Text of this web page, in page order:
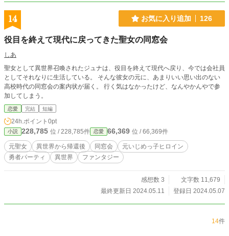
りです。 小説家になろう様にて最新話まで先行公開しています。 気になっ
たら覗いてみください。 【更新予定／13：00】
14 お気に入り追加 126
役目を終えて現代に戻ってきた聖女の同窓会
しあ
聖女として異世界召喚されたジュナは、役目を終えて現代へ戻り、今では会社員
としてそれなりに生活している。 そんな彼女の元に、あまりいい思い出のない
高校時代の同窓会の案内状が届く。 行く気はなかったけど、なんやかんやで参
加してしまう。
恋愛 完結 短編
24h.ポイント 0pt
小説 228,785 位 / 228,785件 恋愛 66,369 位 / 66,369件
元聖女 異世界から帰還後 同窓会
元いじめっ子ヒロイン
勇者パーティ
異世界 ファンタジー
感想数 3
文字数 11,679
最終更新日 2024.05.11
登録日 2024.05.07
14件